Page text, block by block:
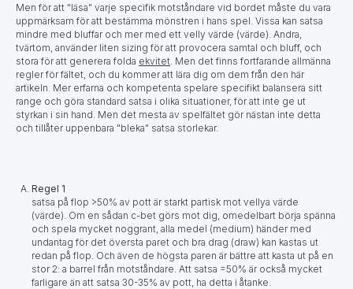
Men för att "läsa" varje specifik motståndare vid bordet måste du vara
uppmärksam för att bestämma mönstren i hans spel. Vissa kan satsa
mindre med bluffar och mer med ett velly värde (värde). Andra,
tvärtom, använder liten sizing för att provocera samtal och bluff, och
stora för att generera folda ekvitet . Men det finns fortfarande allmänna
regler för fältet, och du kommer att lära dig om dem från den här
artikeln. Mer erfarna och kompetenta spelare specifikt balansera sitt
range och göra standard satsa i olika situationer, för att inte ge ut
styrkan i sin hand. Men det mesta av spelfältet gör nästan inte detta
och tillåter uppenbara "bleka" satsa storlekar.
Regel 1
satsa på flop >50% av pott är starkt partisk mot vellya värde
(värde). Om en sådan c-bet görs mot dig, omedelbart börja spänna
och spela mycket noggrant, alla medel (medium) händer med
undantag för det översta paret och bra drag (draw) kan kastas ut
redan på flop. Och även de högsta paren är bättre att kasta ut på en
stor 2: a barrel från motståndare. Att satsa =50% är också mycket
farligare än att satsa 30-35% av pott, ha detta i åtanke.